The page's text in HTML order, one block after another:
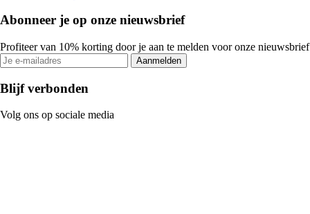
Abonneer je op onze nieuwsbrief
Profiteer van 10% korting door je aan te melden voor onze nieuwsbrief
Aanmelden
Blijf verbonden
Volg ons op sociale media